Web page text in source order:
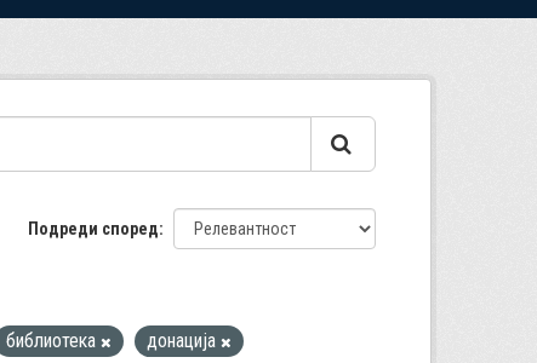
Подреди според
библиотека донација